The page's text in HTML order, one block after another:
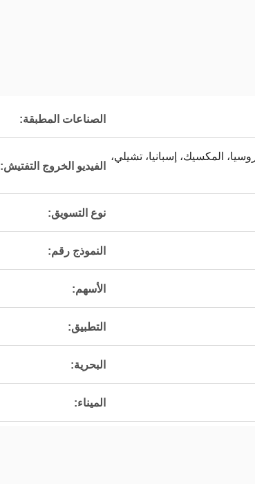
الصناعات المطبقة:
روسيا، المكسيك، إسبانيا، تشيلي،
الفيديو الخروج التفتيش:
نوع التسويق:
النموذج رقم:
الأسهم:
التطبيق:
البحرية:
الميناء: